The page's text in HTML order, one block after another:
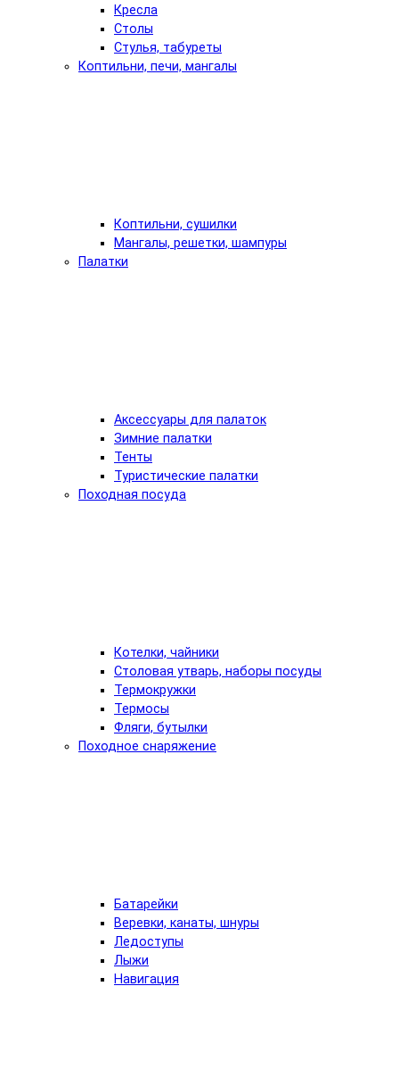
Кресла
Столы
Стулья, табуреты
Коптильни, печи, мангалы
Коптильни, сушилки
Мангалы, решетки, шампуры
Палатки
Аксессуары для палаток
Зимние палатки
Тенты
Туристические палатки
Походная посуда
Котелки, чайники
Столовая утварь, наборы посуды
Термокружки
Термосы
Фляги, бутылки
Походное снаряжение
Батарейки
Веревки, канаты, шнуры
Ледоступы
Лыжи
Навигация